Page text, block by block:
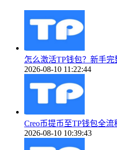
怎么激活TP钱包？新手完
2026-08-10 11:22:44
Creo币提币至TP钱包全
2026-08-10 10:39:43